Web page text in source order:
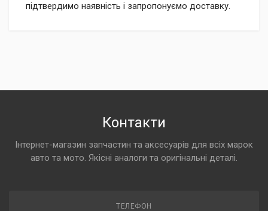
підтвердимо наявність і запропонуємо доставку.
Контакти
Інтернет-магазин запчастин та аксесуарів для всіх марок
авто та мото. Якісні аналоги та оригінальні деталі.
ТЕЛЕФОН